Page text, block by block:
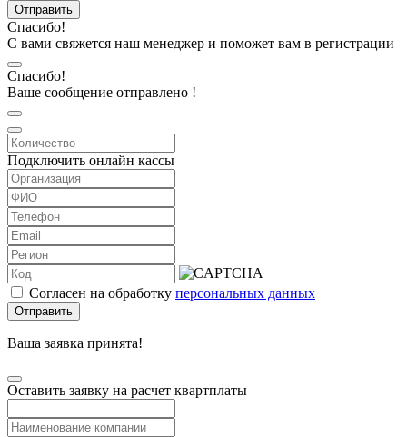
Отправить
Спасибо!
С вами свяжется наш менеджер и поможет вам в регистрации
Спасибо!
Ваше сообщение отправлено !
Подключить онлайн кассы
Согласен на обработку персональных данных
Отправить
Ваша заявка принята!
Оставить заявку на расчет квартплаты